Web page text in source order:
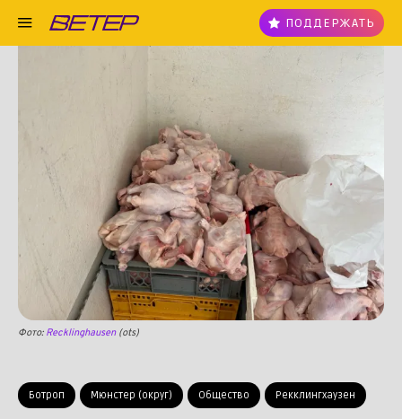
ПОДДЕРЖАТЬ
Ботроп Мюнстер (округ) Общество Рекклингхаузен
Фото: Recklinghausen(ots)